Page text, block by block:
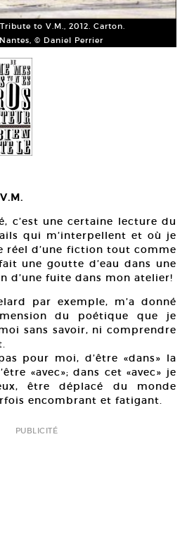
to V.M., 2012. Carton.
© Daniel Perrier
c’est une certaine lecture du
qui m’interpellent et où je
réel d’une fiction tout comme
une goutte d’eau dans une
d’une fuite dans mon atelier!
par exemple, m’a donné
du poétique que je
sans savoir, ni comprendre
pour moi, d’être «dans» la
«avec»; dans cet «avec» je
être déplacé du monde
encombrant et fatigant.
PUBLICITÉ